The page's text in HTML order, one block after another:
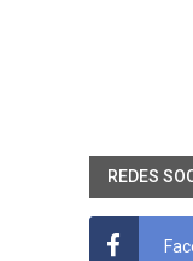
REDES